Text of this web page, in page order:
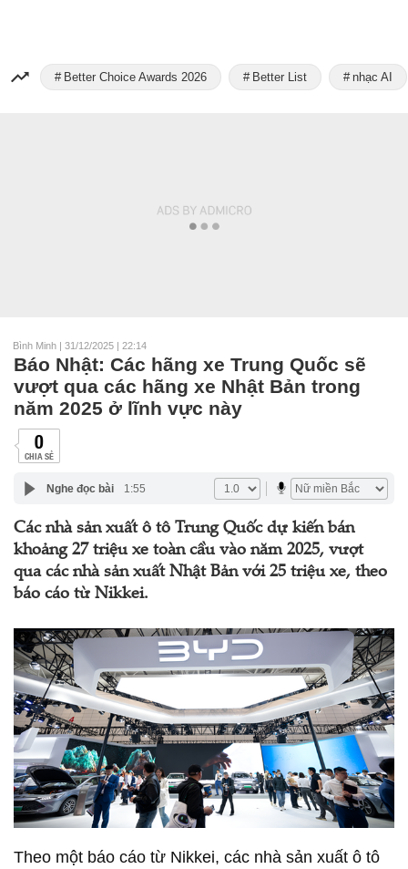
Better Choice Awards 2026 Better List nhạc AI
Bình Minh | 31/12/2025 | 22:14
Báo Nhật: Các hãng xe Trung Quốc sẽ
vượt qua các hãng xe Nhật Bản trong
năm 2025 ở lĩnh vực này
0
CHIA SẺ
Nghe đọc bài 1:55
Các nhà sản xuất ô tô Trung Quốc dự kiến bán
khoảng 27 triệu xe toàn cầu vào năm 2025, vượt
qua các nhà sản xuất Nhật Bản với 25 triệu xe, theo
báo cáo từ Nikkei.
Theo một báo cáo từ Nikkei, các nhà sản xuất ô tô